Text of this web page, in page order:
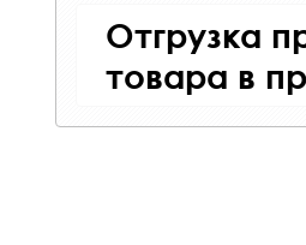
Отгрузка
товара в